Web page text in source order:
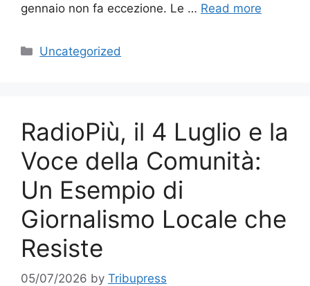
gennaio non fa eccezione. Le … Read more
Categories
Uncategorized
RadioPiù, il 4 Luglio e la
Voce della Comunità:
Un Esempio di
Giornalismo Locale che
Resiste
05/07/2026 by Tribupress